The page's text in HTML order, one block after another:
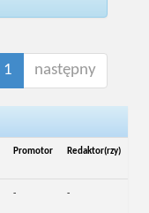
1 następny
Promotor Redaktor(rzy)
- -